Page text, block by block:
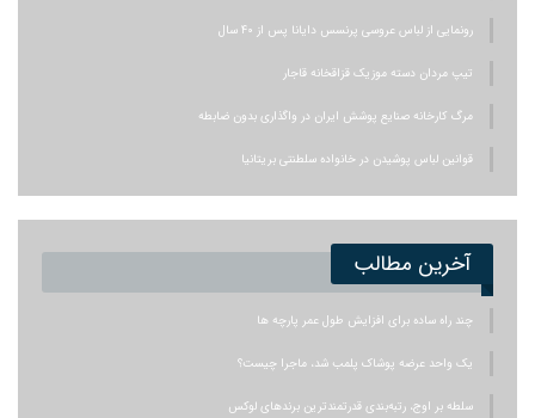
رونمایی از لباس عروسی پرنسس دایانا پس از ۴۰ سال
تیپ مردان دسته موزیک قزاقخانه قاجار
مرگ کارخانه صنایع پوشش ایران در واگذاری بدون ضابطه
قوانین لباس پوشیدن در خانواده سلطنتی بریتانیا
آخرین مطالب
چند راه ساده برای افزایش طول عمر پارچه ها
یک واحد عرضه پوشاک پلمب شد، ماجرا چیست؟
سلطه بر اوج، رتبه‌بندی قدرتمندترین برندهای لوکس